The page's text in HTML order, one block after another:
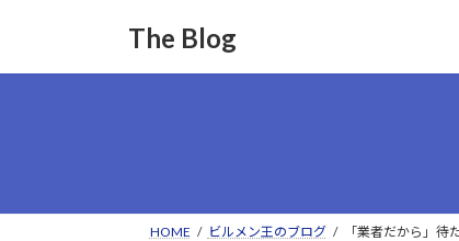
The Blog
HOME ビルメン王のブログ 「業者だから」待